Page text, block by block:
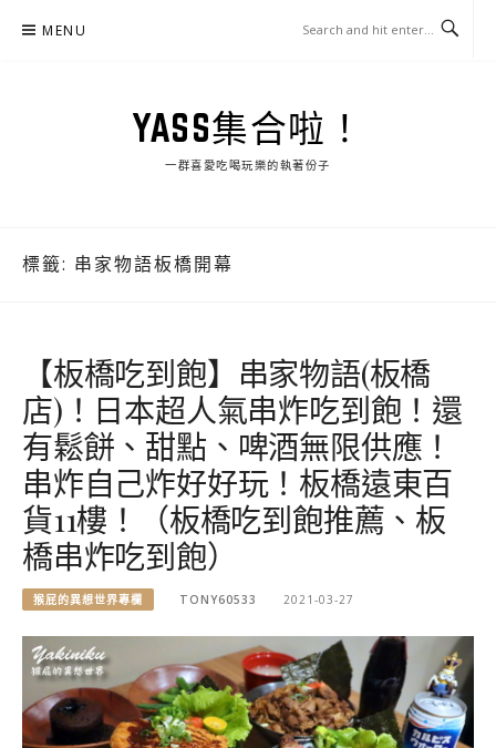
MENU
YASS集合啦！
一群喜愛吃喝玩樂的執著份子
標籤: 串家物語板橋開幕
【板橋吃到飽】串家物語(板橋
店)！日本超人氣串炸吃到飽！還
有鬆餅、甜點、啤酒無限供應！
串炸自己炸好好玩！板橋遠東百
貨11樓！（板橋吃到飽推薦、板
橋串炸吃到飽）
猴屁的異想世界專欄 TONY60533 2021-03-27